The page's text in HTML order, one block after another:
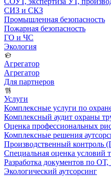
СИЗ и СКЗ
Промышленная безопасность
Пожарная безопасность
ГО и ЧС
Экология
Агрегатор
Агрегатор
Для партнеров
Услуги
Комплексные услуги по
Комплексный аудит охраны
Оценка профессиональных
Комплексные решения
Производственный контроль
Специальная оценка условий
Разработка документов по
Экологический аутсорсинг